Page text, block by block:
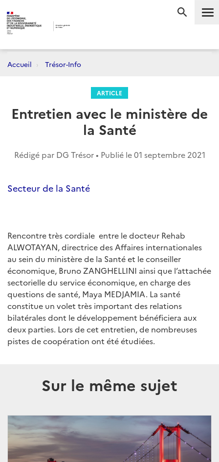
Accueil Trésor-Info
ARTICLE
Entretien avec le ministère de
la Santé
Rédigé par DG Trésor • Publié le01 septembre 2021
Secteur de la Santé
Rencontre très cordiale entre le docteur Rehab
ALWOTAYAN, directrice des Affaires internationales
au sein du ministère de la Santé et le conseiller
économique, Bruno ZANGHELLINI ainsi que l’attachée
sectorielle du service économique, en charge des
questions de santé, Maya MEDJAMIA. La santé
constitue un volet très important des relations
bilatérales dont le développement bénéficiera aux
deux parties. Lors de cet entretien, de nombreuses
pistes de coopération ont été étudiées.
Sur le même sujet